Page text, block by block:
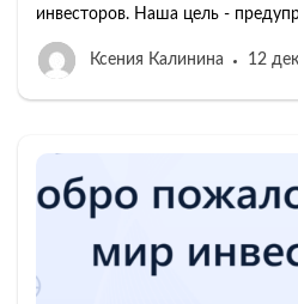
инвесторов. Наша цель -
Ксения Калинина 12